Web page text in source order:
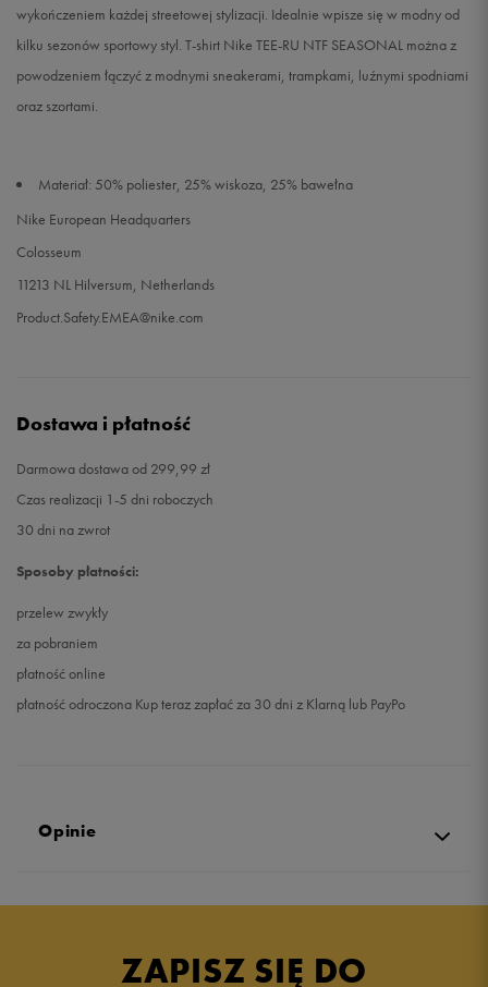
wykończeniem każdej streetowej stylizacji. Idealnie wpisze się w modny od
kilku sezonów sportowy styl. T-shirt Nike TEE-RU NTF SEASONAL można z
powodzeniem łączyć z modnymi sneakerami, trampkami, luźnymi spodniami
oraz szortami.
Materiał: 50% poliester, 25% wiskoza, 25% bawełna
Nike European Headquarters
Colosseum
11213 NL Hilversum, Netherlands
Product.Safety.EMEA@nike.com
Dostawa i płatność
Darmowa dostawa od 299,99 zł
Czas realizacji 1-5 dni roboczych
30 dni na zwrot
Sposoby płatności:
przelew zwykły
za pobraniem
płatność online
płatność odroczona Kup teraz zapłać za 30 dni z Klarną lub PayPo
Opinie
ZAPISZ SIĘ DO